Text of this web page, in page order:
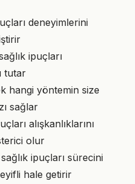
deneyimlerini
ipuçları
tutar
hangi yöntemin size
sağlar
alışkanlıklarını
olur
ipuçları sürecini
hale getirir